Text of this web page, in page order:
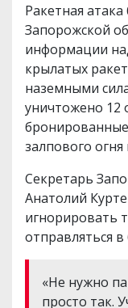
Ракетная
Запорожской
информации
крылатых
наземными
уничтожено 12
залпового
Секретарь
Анатолий
игнорировать
отправляться
«Не нужно
просто так.